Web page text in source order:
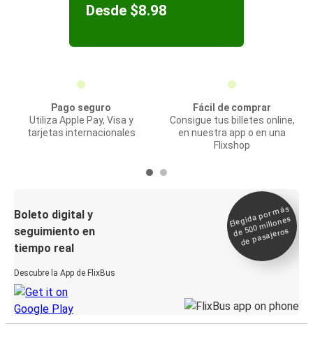
Desde $8.98
Pago seguro
Utiliza Apple Pay, Visa y
tarjetas internacionales
Fácil de comprar
Consigue tus billetes online,
en nuestra app o en una
Flixshop
Boleto digital y
seguimiento en
tiempo real
Descubre la App de FlixBus
Elegida por
más
de 500
millones
de pasajeros